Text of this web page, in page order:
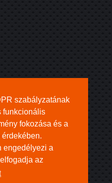
szabályzatának
funkcionális
fokozása és a
engedélyezi a
az